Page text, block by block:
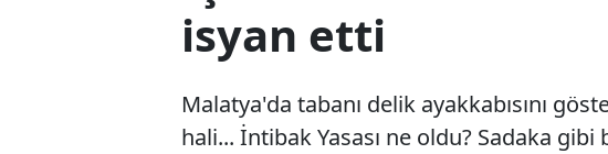
isyan etti
Malatya'da tabanı delik ayakkabısını
hali... İntibak Yasası ne oldu? Sadaka